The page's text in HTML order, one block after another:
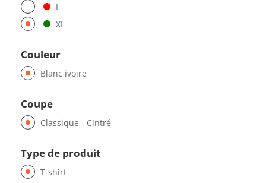
L
XL
Couleur
Blanc ivoire
Coupe
Classique - Cintré
Type de produit
T-shirt